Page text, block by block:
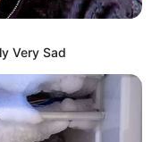
Very Sad